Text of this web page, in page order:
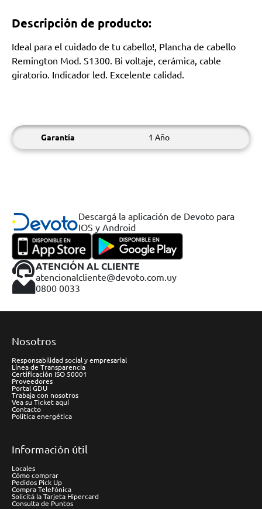
Descripción de producto:
Ideal para el cuidado de tu cabello!, Plancha de cabello
Remington Mod. S1300. Bi voltaje, cerámica, cable
giratorio. Indicador led. Excelente calidad.
Garantía 1 Año
Descargá la aplicación de Devoto para
IOS y Android
ATENCIÓN AL CLIENTE
atencionalcliente@devoto.com.uy
0800 0033
Nosotros
Responsabilidad social y empresarial
Línea de Transparencia
Certificación ISO 50001
Proveedores
Portal GDU
Trabaja con nosotros
Vea su Ticket aquí
Contacto
Política energética
Información útil
Locales
Cómo comprar
Pedidos Pick Up
Compra Telefónica
Solicitá la Tarjeta Hipercard
Consulta de Puntos